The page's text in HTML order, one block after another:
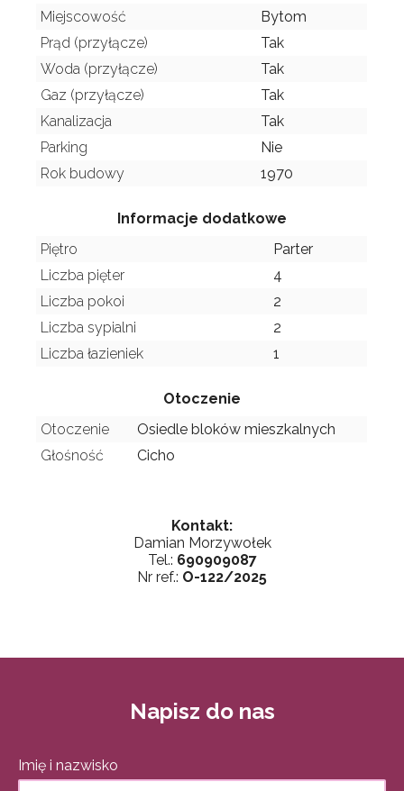
Miejscowość
Bytom
Prąd (przyłącze)
Tak
Woda (przyłącze)
Tak
Gaz (przyłącze)
Tak
Kanalizacja
Tak
Parking
Nie
Rok budowy
1970
Informacje dodatkowe
Piętro
Parter
Liczba pięter
4
Liczba pokoi
2
Liczba sypialni
2
Liczba łazieniek
1
Otoczenie
Otoczenie
Osiedle bloków mieszkalnych
Głośność
Cicho
Kontakt:
Damian Morzywołek
Tel.: 690909087
Nr ref.: O-122/2025
Napisz do nas
Imię i nazwisko